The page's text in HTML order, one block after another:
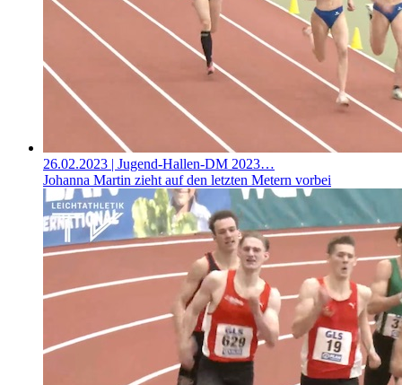
26.02.2023 | Jugend-Hallen-DM 2023…
Johanna Martin zieht auf den letzten Metern vorbei